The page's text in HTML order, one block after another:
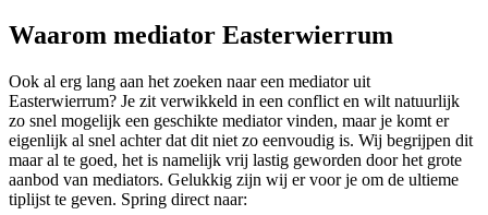
Waarom mediator Easterwierrum
Ook al erg lang aan het zoeken naar een mediator uit
Easterwierrum? Je zit verwikkeld in een conflict en wilt natuurlijk
zo snel mogelijk een geschikte mediator vinden, maar je komt er
eigenlijk al snel achter dat dit niet zo eenvoudig is. Wij begrijpen dit
maar al te goed, het is namelijk vrij lastig geworden door het grote
aanbod van mediators. Gelukkig zijn wij er voor je om de ultieme
tiplijst te geven. Spring direct naar: